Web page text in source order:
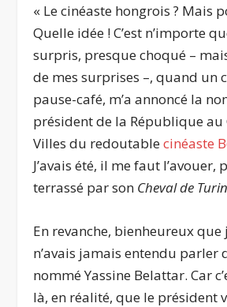
« Le cinéaste hongrois ? Mais
Quelle idée ! C’est n’importe
surpris, presque choqué –
de mes surprises –, quand un
pause-café, m’a annoncé la
président de la République au
Villes du redoutablecinéaste
J’avais été, il me faut
terrassé par son Cheval de Turin
En revanche, bienheureux que
n’avais jamais entendu parler
nommé Yassine Belattar. Car
là, en réalité, que le président